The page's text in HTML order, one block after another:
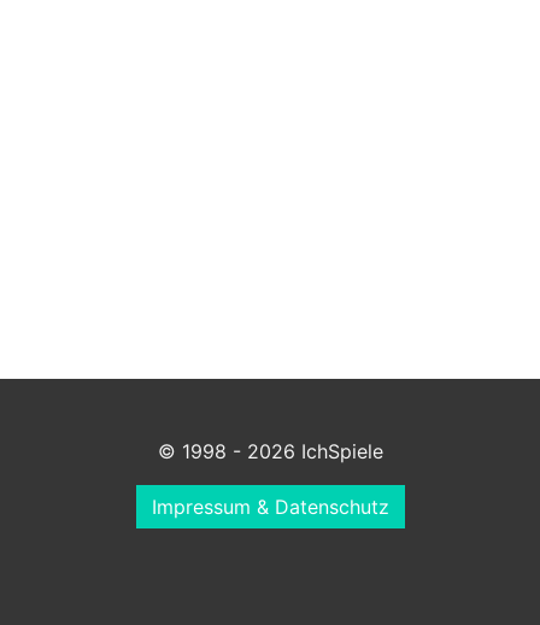
© 1998 - 2026 IchSpiele
Impressum & Datenschutz